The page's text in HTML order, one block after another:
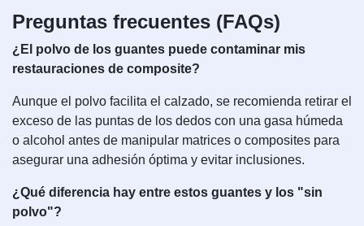
Preguntas frecuentes (FAQs)
¿El polvo de los guantes puede contaminar mis
restauraciones de composite?
Aunque el polvo facilita el calzado, se recomienda retirar el
exceso de las puntas de los dedos con una gasa húmeda
o alcohol antes de manipular matrices o composites para
asegurar una adhesión óptima y evitar inclusiones.
¿Qué diferencia hay entre estos guantes y los "sin
polvo"?